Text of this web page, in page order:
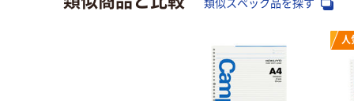
類似スペック品を探す
人